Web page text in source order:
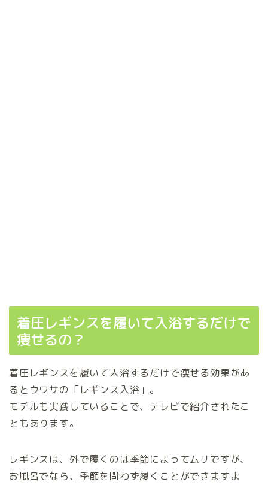
着圧レギンスを履いて入浴するだけで
痩せるの？
着圧レギンスを履いて入浴するだけで痩せる効果があ
るとウワサの「レギンス入浴」。
モデルも実践していることで、テレビで紹介されたこ
ともあります。
レギンスは、外で履くのは季節によってムリですが、
お風呂でなら、季節を問わず履くことができますよ